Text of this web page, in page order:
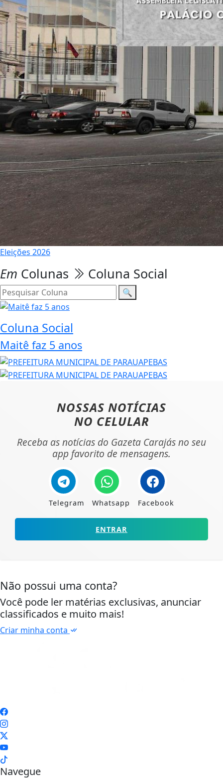
Eleições 2026
Em Colunas Coluna Social
🔍
Coluna Social
Maitê faz 5 anos
NOSSAS NOTÍCIAS
NO CELULAR
Receba as notícias do Gazeta Carajás no seu
app favorito de mensagens.
Telegram Whatsapp Facebook
ENTRAR
Não possui uma conta?
Você pode ler matérias exclusivas, anunciar
classificados e muito mais!
Criar minha conta
Navegue